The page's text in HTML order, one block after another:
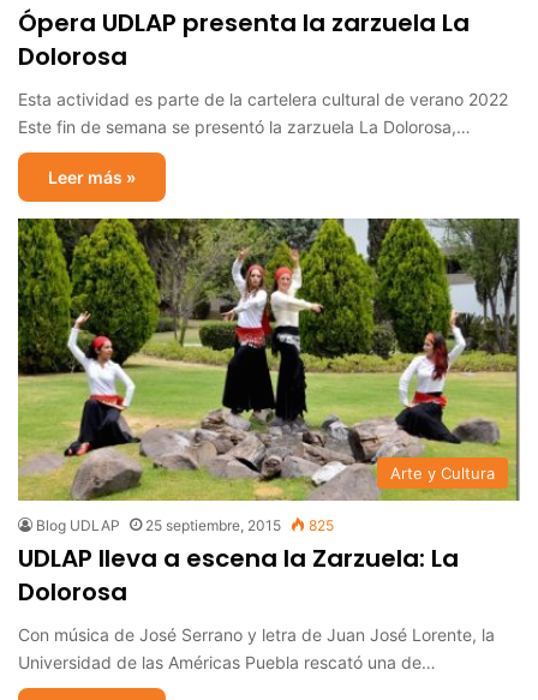
Ópera UDLAP presenta la zarzuela La
Dolorosa
Esta actividad es parte de la cartelera cultural de verano 2022
Este fin de semana se presentó la zarzuela La Dolorosa,…
Leer más »
Arte y Cultura
Blog UDLAP 25 septiembre, 2015 825
UDLAP lleva a escena la Zarzuela: La
Dolorosa
Con música de José Serrano y letra de Juan José Lorente, la
Universidad de las Américas Puebla rescató una de…